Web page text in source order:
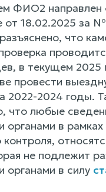
ФИО2 направлен
от 18.02.2025 за
что
в текущем 2025
провести
2022-2024 годы.
что любые
органами в
контроля,
не подлежит
органами в силу